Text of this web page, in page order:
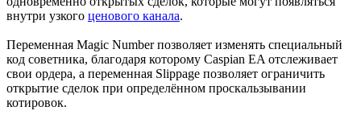
внутри узкого ценового канала.
Переменная Magic Number позволяет изменять специальный
код советника, благодаря которому Caspian EA отслеживает
свои ордера, а переменная Slippage позволяет ограничить
открытие сделок при определённом проскальзывании
котировок.